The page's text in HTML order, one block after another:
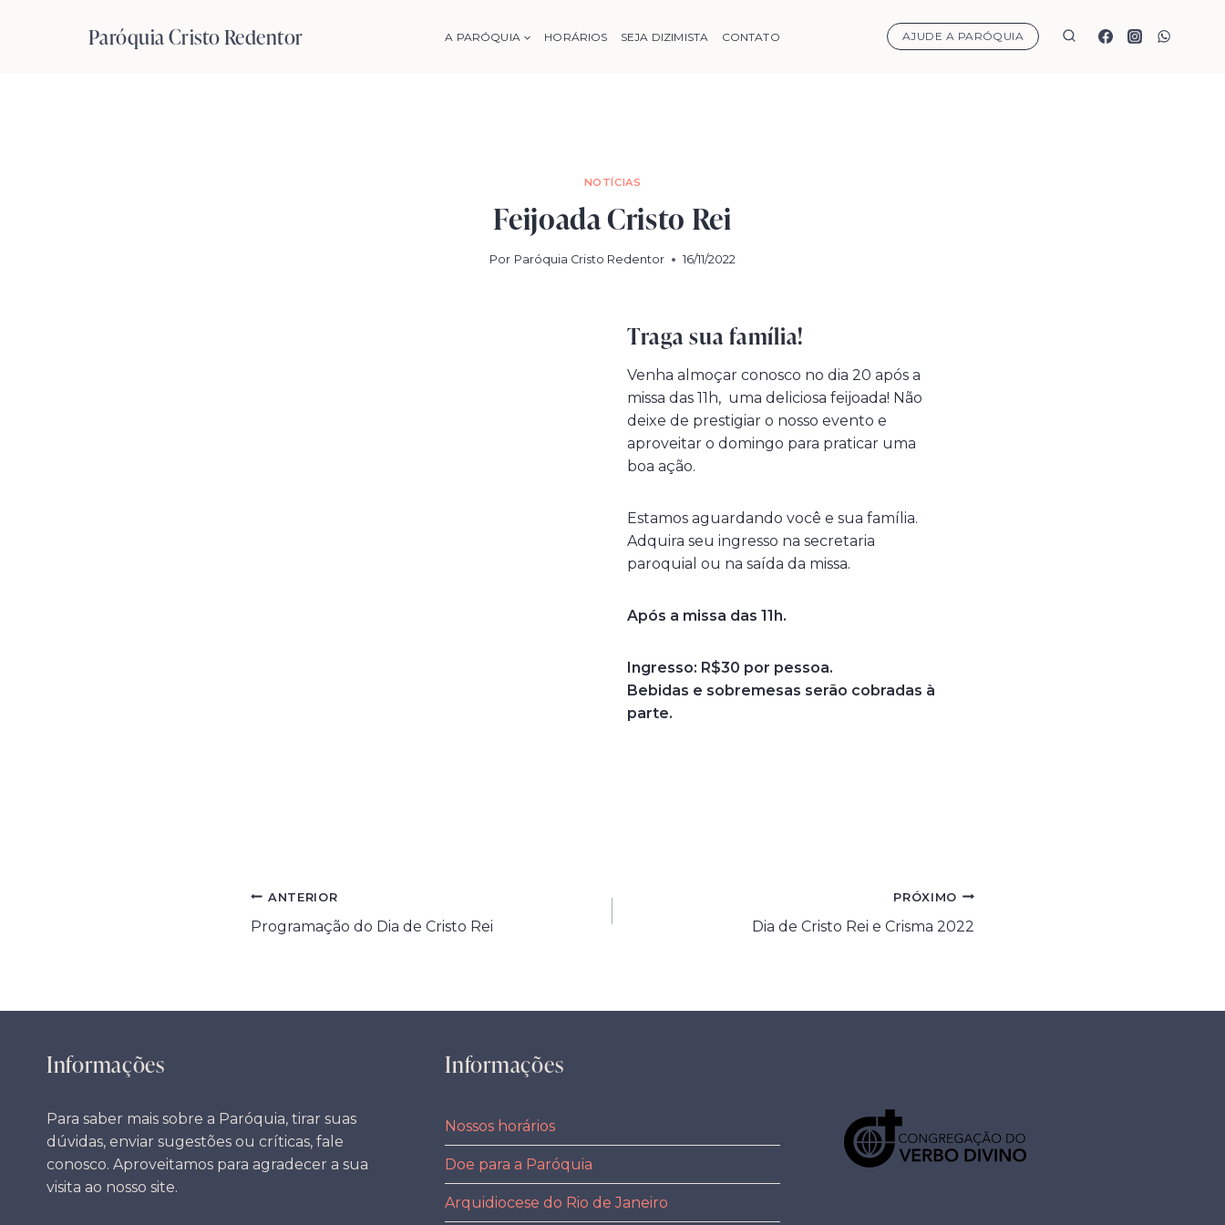
Paróquia Cristo Redentor A PARÓQUIA HORÁRIOS SEJA DIZIMISTA CONTATO AJUDE A PARÓQUIA
NOTÍCIAS
Feijoada Cristo Rei
Por Paróquia Cristo Redentor 16/11/2022
Traga sua família!
Venha almoçar conosco no dia 20 após a
missa das 11h, uma deliciosa feijoada! Não
deixe de prestigiar o nosso evento e
aproveitar o domingo para praticar uma
boa ação.
Estamos aguardando você e sua família.
Adquira seu ingresso na secretaria
paroquial ou na saída da missa.
Após a missa das 11h.
Ingresso: R$30 por pessoa.
Bebidas e sobremesas serão cobradas à
parte.
Navegação
de
ANTERIOR
Programação do Dia de Cristo Rei
PRÓXIMO
Dia de Cristo Rei e Crisma 2022
Informações
Para saber mais sobre a Paróquia, tirar suas
dúvidas, enviar sugestões ou críticas, fale
conosco. Aproveitamos para agradecer a sua
visita ao nosso site.
Informações
Nossos horários
Doe para a Paróquia
Arquidiocese do Rio de Janeiro